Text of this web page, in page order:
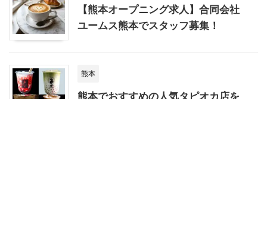
【熊本オープニング求人】合同会社
ユームス熊本でスタッフ募集！
熊本
熊本でおすすめの人気タピオカ店を